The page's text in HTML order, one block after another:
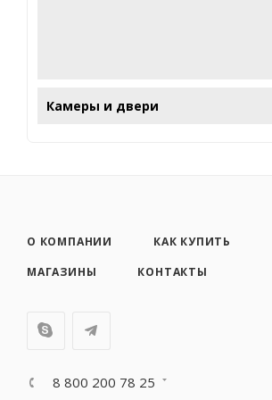
Камеры и двери
О КОМПАНИИ КАК КУПИТЬ
МАГАЗИНЫ
КОНТАКТЫ
8 800 200 78 25